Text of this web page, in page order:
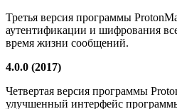
Третья версия программы
аутентификации и шифрования
время жизни сообщений.
4.0.0 (2017)
Четвертая версия программы
улучшенный интерфейс